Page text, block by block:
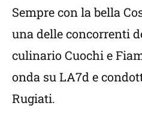
Sempre con la bella
una delle concorrenti
culinario Cuochi e
onda su LA7d e
Rugiati.